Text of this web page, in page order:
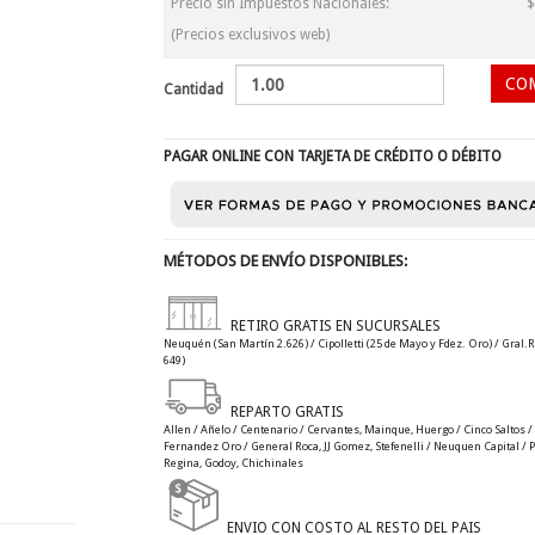
Precio sin Impuestos Nacionales:
(Precios exclusivos web)
Cantidad
PAGAR ONLINE CON TARJETA DE CRÉDITO O DÉBITO
MÉTODOS DE ENVÍO DISPONIBLES:
RETIRO GRATIS EN SUCURSALES
Neuquén (San Martín 2.626) / Cipolletti (25 de Mayo y Fdez. Oro) /
649)
REPARTO GRATIS
Allen / Añelo / Centenario / Cervantes, Mainque, Huergo / Cinco Saltos
Fernandez Oro / General Roca, JJ Gomez, Stefenelli / Neuquen Capital /
Regina, Godoy, Chichinales
ENVIO CON COSTO AL RESTO DEL PAIS